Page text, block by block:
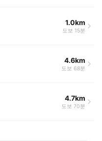
1.0km
도보 15분
4.6km
도보 68분
4.7km
도보 70분